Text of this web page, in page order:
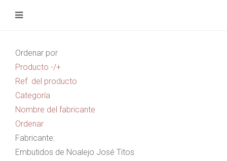
Ordenar por
Producto -/+
Ref. del producto
Categoría
Nombre del fabricante
Ordenar
Fabricante:
Embutidos de Noalejo José Titos